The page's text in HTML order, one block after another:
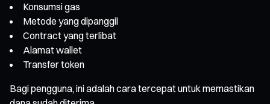
Konsumsi gas
Metode yang dipanggil
Contract yang terlibat
Alamat wallet
Transfer token
Bagi pengguna, ini adalah cara tercepat untuk memastikan